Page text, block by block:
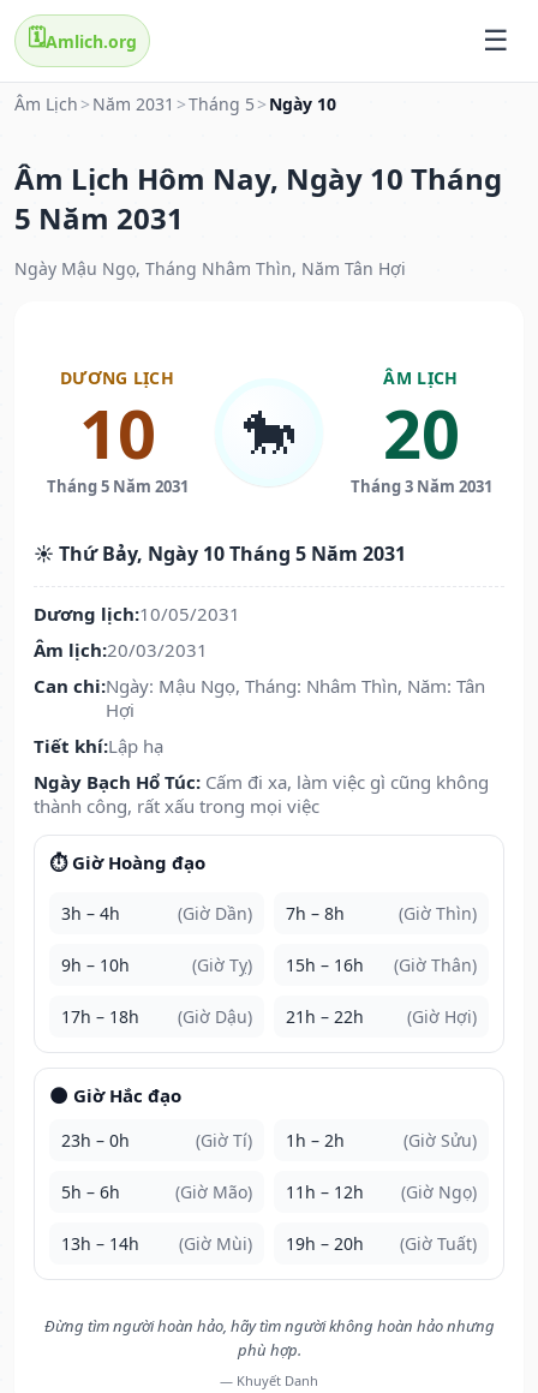
🗓️Amlich.org
Âm Lịch > Năm 2031 >Tháng 5 > Ngày 10
Âm Lịch Hôm Nay, Ngày 10 Tháng
5 Năm 2031
Ngày Mậu Ngọ, Tháng Nhâm Thìn, Năm Tân Hợi
DƯƠNG LỊCH
10
Tháng 5 Năm 2031
🐎
ÂM LỊCH
20
Tháng 3 Năm 2031
☀️ Thứ Bảy, Ngày 10 Tháng 5 Năm 2031
Dương lịch:10/05/2031
Âm lịch:20/03/2031
Can chi:Ngày: Mậu Ngọ, Tháng: Nhâm Thìn, Năm: Tân
Hợi
Tiết khí:Lập hạ
Ngày Bạch Hổ Túc: Cấm đi xa, làm việc gì cũng không
thành công, rất xấu trong mọi việc
⏱️ Giờ Hoàng đạo
3h – 4h (Giờ Dần) 7h – 8h (Giờ Thìn)
9h – 10h (Giờ Tỵ) 15h – 16h (Giờ Thân)
17h – 18h (Giờ Dậu) 21h – 22h (Giờ Hợi)
🌑 Giờ Hắc đạo
23h – 0h (Giờ Tí) 1h – 2h (Giờ Sửu)
5h – 6h (Giờ Mão) 11h – 12h (Giờ Ngọ)
13h – 14h (Giờ Mùi) 19h – 20h (Giờ Tuất)
Đừng tìm người hoàn hảo, hãy tìm người không hoàn hảo nhưng
phù hợp.
— Khuyết Danh